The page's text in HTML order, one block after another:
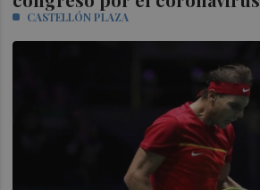
CASTELLÓN PLAZA